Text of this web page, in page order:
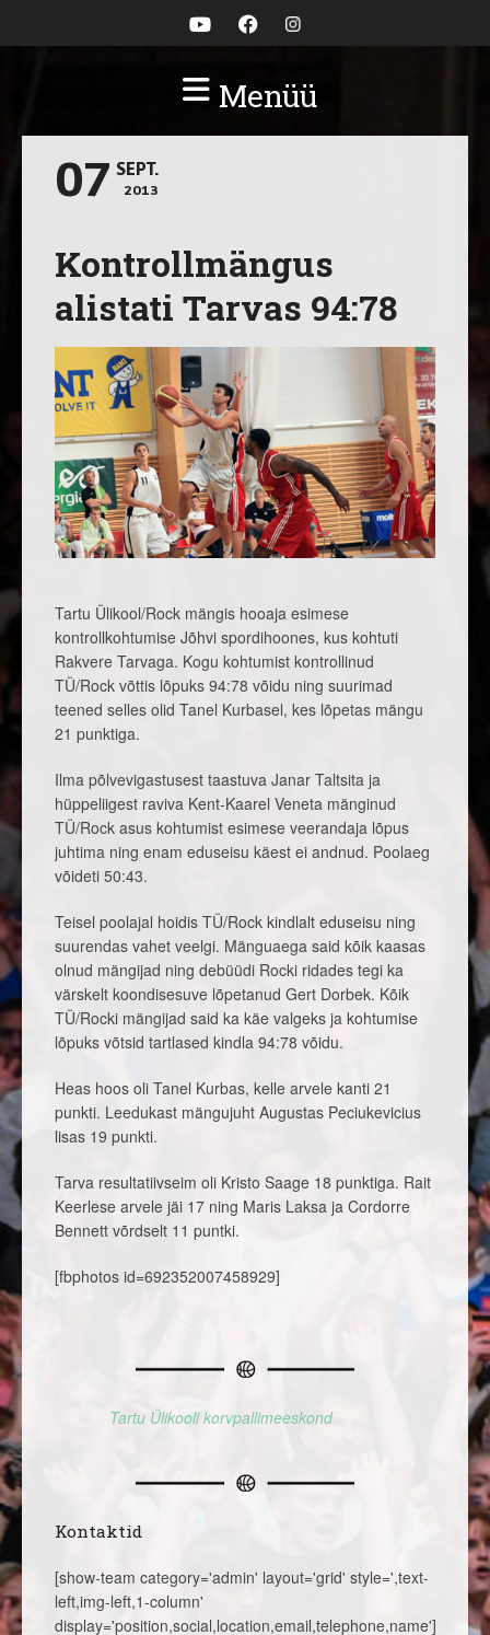
Menüü
07 SEPT.
2013
Kontrollmängus
alistati Tarvas 94:78
Tartu Ülikool/Rock mängis hooaja esimese
kontrollkohtumise Jõhvi spordihoones, kus kohtuti
Rakvere Tarvaga. Kogu kohtumist kontrollinud
TÜ/Rock võttis lõpuks 94:78 võidu ning suurimad
teened selles olid Tanel Kurbasel, kes lõpetas mängu
21 punktiga.
Ilma põlvevigastusest taastuva Janar Taltsita ja
hüppeliigest raviva Kent-Kaarel Veneta mänginud
TÜ/Rock asus kohtumist esimese veerandaja lõpus
juhtima ning enam eduseisu käest ei andnud. Poolaeg
võideti 50:43.
Teisel poolajal hoidis TÜ/Rock kindlalt eduseisu ning
suurendas vahet veelgi. Mänguaega said kõik kaasas
olnud mängijad ning debüüdi Rocki ridades tegi ka
värskelt koondisesuve lõpetanud Gert Dorbek. Kõik
TÜ/Rocki mängijad said ka käe valgeks ja kohtumise
lõpuks võtsid tartlased kindla 94:78 võidu.
Heas hoos oli Tanel Kurbas, kelle arvele kanti 21
punkti. Leedukast mängujuht Augustas Peciukevicius
lisas 19 punkti.
Tarva resultatiivseim oli Kristo Saage 18 punktiga. Rait
Keerlese arvele jäi 17 ning Maris Laksa ja Cordorre
Bennett võrdselt 11 puntki.
[fbphotos id=692352007458929]
Tartu Ülikooli korvpallimeeskond
Kontaktid
[show-team category='admin' layout='grid' style=',text-
left,img-left,1-column'
display='position,social,location,email,telephone,name']